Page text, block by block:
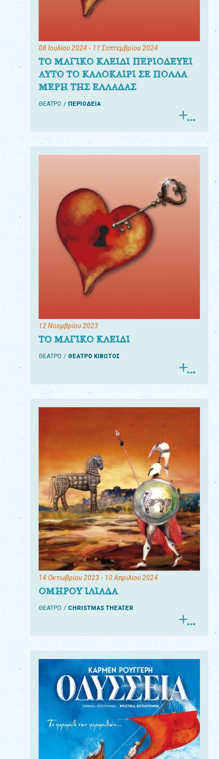
08 Ιουλίου 2024- 11 Σεπτεμβρίου 2024
ΤΟ ΜΑΓΙΚΟ ΚΛΕΙΔΙ ΠΕΡΙΟΔΕΥΕΙ
ΑΥΤΟ ΤΟ ΚΑΛΟΚΑΙΡΙ ΣΕ ΠΟΛΛΑ
ΜΕΡΗ ΤΗΣ ΕΛΛΑΔΑΣ
ΘΕΑΤΡΟ ΠΕΡΙΟΔΕΙΑ
12 Νοεμβρίου 2023
ΤΟ ΜΑΓΙΚΟ ΚΛΕΙΔΙ
ΘΕΑΤΡΟ ΘΕΑΤΡΟ ΚΙΒΩΤΟΣ
14 Οκτωβρίου 2023- 10 Απριλίου 2024
ΟΜΗΡΟΥ ΙΛΙΑΔΑ
ΘΕΑΤΡΟ CHRISTMAS THEATER